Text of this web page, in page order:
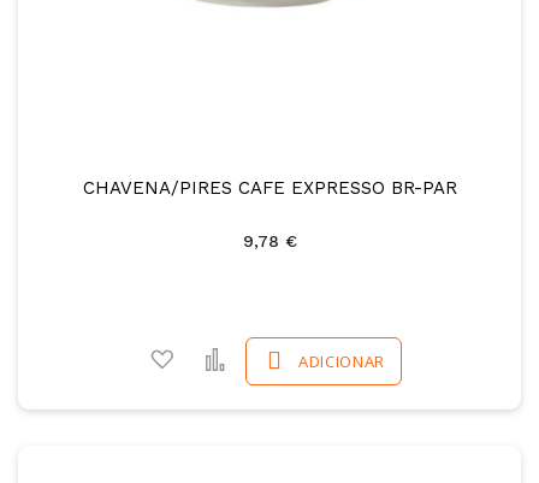
CHAVENA/PIRES CAFE EXPRESSO BR-PAR
9,78 €
ADICIONAR
Adicionar a favoritos
Comparar